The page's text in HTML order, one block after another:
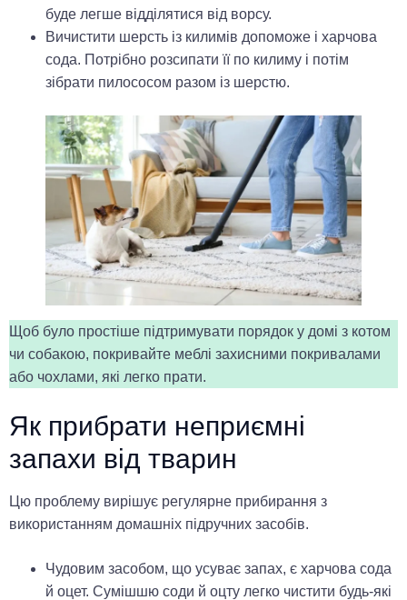
буде легше відділятися від ворсу.
Вичистити шерсть із килимів допоможе і харчова
сода. Потрібно розсипати її по килиму і потім
зібрати пилососом разом із шерстю.
Щоб було простіше підтримувати порядок у домі з котом
чи собакою, покривайте меблі захисними покривалами
або чохлами, які легко прати.
Як прибрати неприємні
запахи від тварин
Цю проблему вирішує регулярне прибирання з
використанням домашніх підручних засобів.
Чудовим засобом, що усуває запах, є харчова сода
й оцет. Сумішшю соди й оцту легко чистити будь-які